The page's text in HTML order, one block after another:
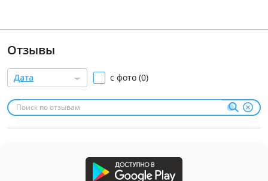
Отзывы
Дата с фото (0)